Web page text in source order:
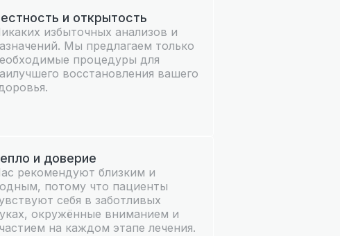
и открытость
избыточных анализов и
Мы предлагаем только
процедуры для
восстановления вашего
и доверие
рекомендуют близким и
потому что пациенты
себя в заботливых
окружённые вниманием и
на каждом этапе лечения.